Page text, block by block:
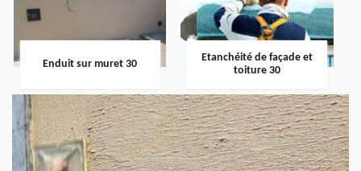
Enduit sur muret 30
Etanchéité de façade et
toiture 30